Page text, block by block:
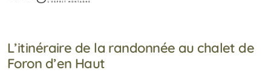
L’itinéraire de la randonnée au chalet de
Foron d’en Haut